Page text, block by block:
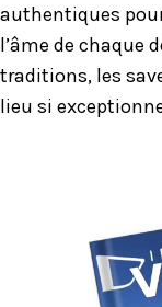
authentiques
l’âme de chaque
traditions, les
lieu si